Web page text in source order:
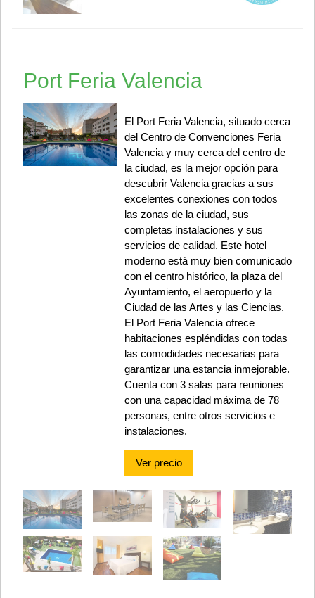
Port Feria Valencia
El Port Feria Valencia, situado cerca
del Centro de Convenciones Feria
Valencia y muy cerca del centro de
la ciudad, es la mejor opción para
descubrir Valencia gracias a sus
excelentes conexiones con todos
las zonas de la ciudad, sus
completas instalaciones y sus
servicios de calidad. Este hotel
moderno está muy bien comunicado
con el centro histórico, la plaza del
Ayuntamiento, el aeropuerto y la
Ciudad de las Artes y las Ciencias.
El Port Feria Valencia ofrece
habitaciones espléndidas con todas
las comodidades necesarias para
garantizar una estancia inmejorable.
Cuenta con 3 salas para reuniones
con una capacidad máxima de 78
personas, entre otros servicios e
instalaciones.
Ver precio